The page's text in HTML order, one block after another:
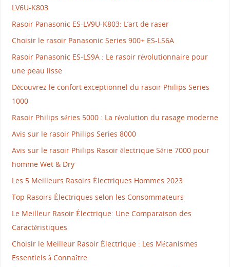
LV6U-K803
Rasoir Panasonic ES-LV9U-K803: L’art de raser
Choisir le rasoir Panasonic Series 900+ ES-LS6A
Rasoir Panasonic ES-LS9A : Le rasoir révolutionnaire pour
une peau lisse
Découvrez le confort exceptionnel du rasoir Philips Series
1000
Rasoir Philips séries 5000 : La révolution du rasage moderne
Avis sur le rasoir Philips Series 8000
Avis sur le rasoir Philips Rasoir électrique Série 7000 pour
homme Wet & Dry
Les 5 Meilleurs Rasoirs Électriques Hommes 2023
Top Rasoirs Électriques selon les Consommateurs
Le Meilleur Rasoir Électrique: Une Comparaison des
Caractéristiques
Choisir le Meilleur Rasoir Électrique : Les Mécanismes
Essentiels à Connaître